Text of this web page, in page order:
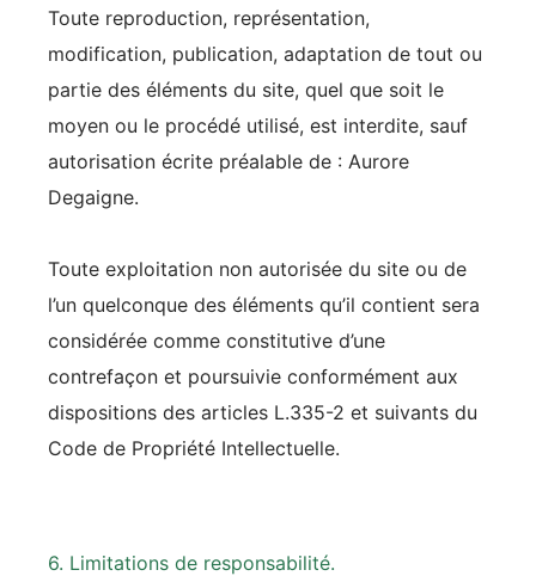
Toute reproduction, représentation,
modification, publication, adaptation de tout ou
partie des éléments du site, quel que soit le
moyen ou le procédé utilisé, est interdite, sauf
autorisation écrite préalable de : Aurore
Degaigne.
Toute exploitation non autorisée du site ou de
l’un quelconque des éléments qu’il contient sera
considérée comme constitutive d’une
contrefaçon et poursuivie conformément aux
dispositions des articles L.335-2 et suivants du
Code de Propriété Intellectuelle.
6. Limitations de responsabilité.